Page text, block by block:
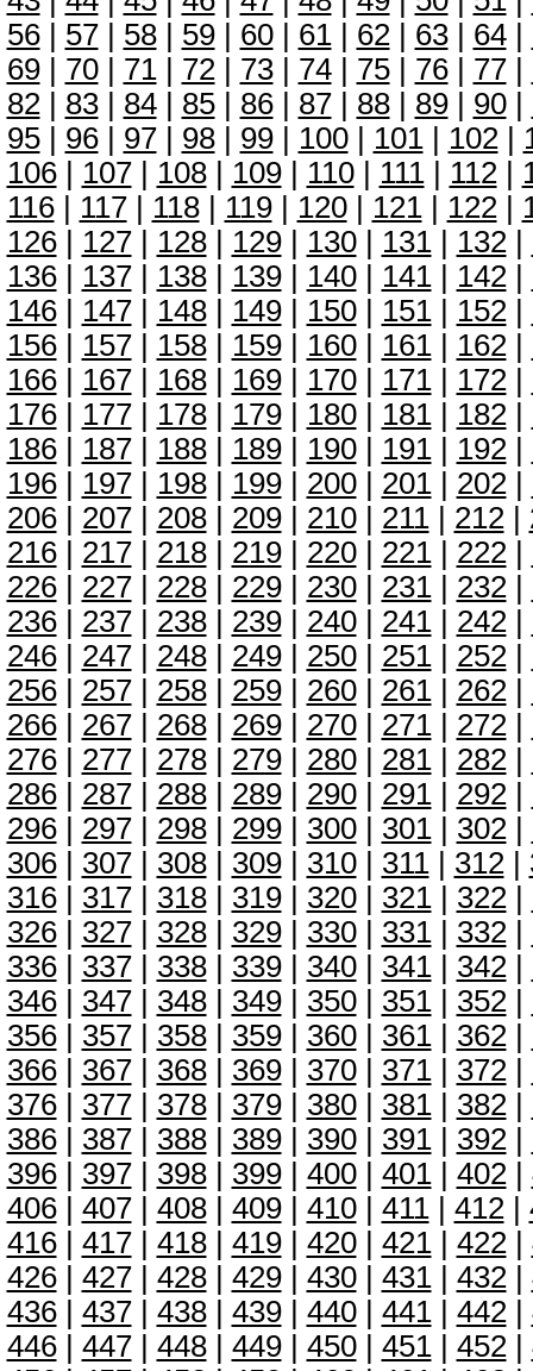
56| 57| 58| 59| 60| 61| 62| 63| 64|
69| 70| 71| 72| 73| 74| 75| 76| 77|
82| 83| 84| 85| 86| 87| 88| 89| 90|
95| 96| 97| 98| 99| 100| 101| 102|
106| 107| 108| 109| 110| 111| 112|
116| 117| 118| 119| 120| 121| 122|
126| 127| 128| 129| 130| 131| 132|
136| 137| 138| 139| 140| 141| 142|
146| 147| 148| 149| 150| 151| 152|
156| 157| 158| 159| 160| 161| 162|
166| 167| 168| 169| 170| 171| 172|
176| 177| 178| 179| 180| 181| 182|
186| 187| 188| 189| 190| 191| 192|
196| 197| 198| 199| 200| 201| 202|
206| 207| 208| 209| 210| 211| 212|
216| 217| 218| 219| 220| 221| 222|
226| 227| 228| 229| 230| 231| 232|
236| 237| 238| 239| 240| 241| 242|
246| 247| 248| 249| 250| 251| 252|
256| 257| 258| 259| 260| 261| 262|
266| 267| 268| 269| 270| 271| 272|
276| 277| 278| 279| 280| 281| 282|
286| 287| 288| 289| 290| 291| 292|
296| 297| 298| 299| 300| 301| 302|
306| 307| 308| 309| 310| 311| 312|
316| 317| 318| 319| 320| 321| 322|
326| 327| 328| 329| 330| 331| 332|
336| 337| 338| 339| 340| 341| 342|
346| 347| 348| 349| 350| 351| 352|
356| 357| 358| 359| 360| 361| 362|
366| 367| 368| 369| 370| 371| 372|
376| 377| 378| 379| 380| 381| 382|
386| 387| 388| 389| 390| 391| 392|
396| 397| 398| 399| 400| 401| 402|
406| 407| 408| 409| 410| 411| 412|
416| 417| 418| 419| 420| 421| 422|
426| 427| 428| 429| 430| 431| 432|
436| 437| 438| 439| 440| 441| 442|
446| 447| 448| 449| 450| 451| 452|